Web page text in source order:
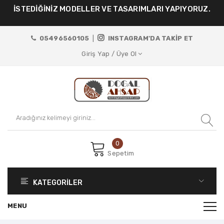
İSTENİLEN ÖLÇÜ VE RENKLERDE ÜRÜN TASARIMI
05496560105 INSTAGRAM'DA TAKİP ET
Giriş Yap / Üye Ol
Sepetim
0
KATEGORİLER